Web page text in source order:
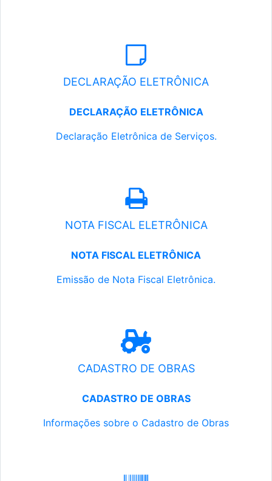
DECLARAÇÃO ELETRÔNICA
DECLARAÇÃO ELETRÔNICA
Declaração Eletrônica de Serviços.
NOTA FISCAL ELETRÔNICA
NOTA FISCAL ELETRÔNICA
Emissão de Nota Fiscal Eletrônica.
CADASTRO DE OBRAS
CADASTRO DE OBRAS
Informações sobre o Cadastro de Obras